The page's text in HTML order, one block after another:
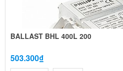
BALLAST BHL 400L 200
503.300₫